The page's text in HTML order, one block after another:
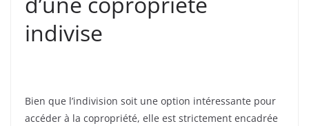
indivise
Bien que l’indivision soit une option intéressante pour
accéder à la copropriété, elle est strictement encadrée